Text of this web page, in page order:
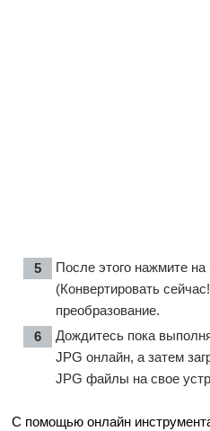
После этого нажмите
(Конвертировать
преобразование.
Дождитесь пока
JPG онлайн, а затем
JPG файлы на свое
С помощью онлайн